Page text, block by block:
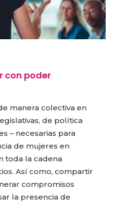
con poder
manera colectiva en
de política
– necesarias para
de mujeres en
toda la cadena
Así como, compartir
compromisos
la presencia de